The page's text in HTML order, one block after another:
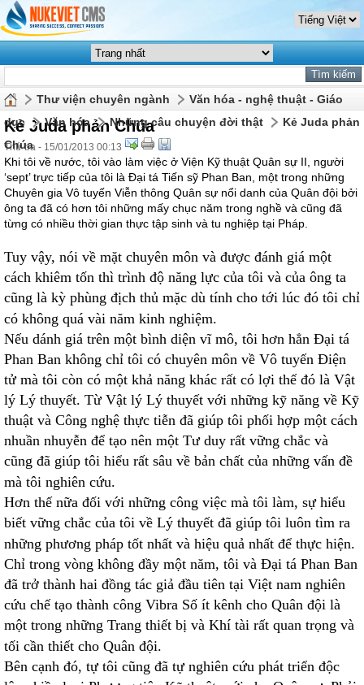
Thư viện chuyên ngành
Văn hóa - nghệ thuật - Giáo
dục
Văn hóa Những câu chuyện đời thật
Kẻ Juda phản
Chúa
Kẻ Juda phản Chúa
Thứ ba - 15/01/2013 00:13
Khi tôi về nước, tôi vào làm việc ở Viện Kỹ thuật Quân sự II, người
‘sept’ trực tiếp của tôi là Đại tá Tiến sỹ Phan Ban, một trong những
Chuyên gia Vô tuyến Viễn thông Quân sự nổi danh của Quân đội bởi
ông ta đã có hơn tôi những mấy chục năm trong nghề và cũng đã
từng có nhiều thời gian thực tập sinh và tu nghiệp tại Pháp.
Tuy vậy, nói về mặt chuyên môn và được đánh giá một
cách khiêm tốn thì trình độ năng lực của tôi và của ông ta
cũng là kỳ phùng địch thủ mặc dù tính cho tới lúc đó tôi chỉ
có không quá vài năm kinh nghiệm.
Nếu dánh giá trên một bình diện vĩ mô, tôi hơn hẳn Đại tá
Phan Ban không chỉ tôi có chuyên môn về Vô tuyến Điện
tử mà tôi còn có một khả năng khác rất có lợi thế đó là Vật
lý Lý thuyết. Từ Vật lý Lý thuyết với những kỹ năng về Kỹ
thuật và Công nghệ thực tiễn đã giúp tôi phối hợp một cách
nhuần nhuyễn để tạo nên một Tư duy rất vững chắc và
cũng đã giúp tôi hiểu rất sâu về bản chất của những vấn đề
mà tôi nghiên cứu.
Hơn thế nữa đối với những công việc mà tôi làm, sự hiểu
biết vững chắc của tôi về Lý thuyết đã giúp tôi luôn tìm ra
những phương pháp tốt nhất và hiệu quả nhất để thực hiện.
Chỉ trong vòng không đầy một năm, tôi và Đại tá Phan Ban
đã trở thành hai đồng tác giả đầu tiên tại Việt nam nghiên
cứu chế tạo thành công Vibra Số ít kênh cho Quân đội là
một trong những Trang thiết bị và Khí tài rất quan trọng và
tối cần thiết cho Quân đội.
Bên cạnh đó, tự tôi cũng đã tự nghiên cứu phát triển độc